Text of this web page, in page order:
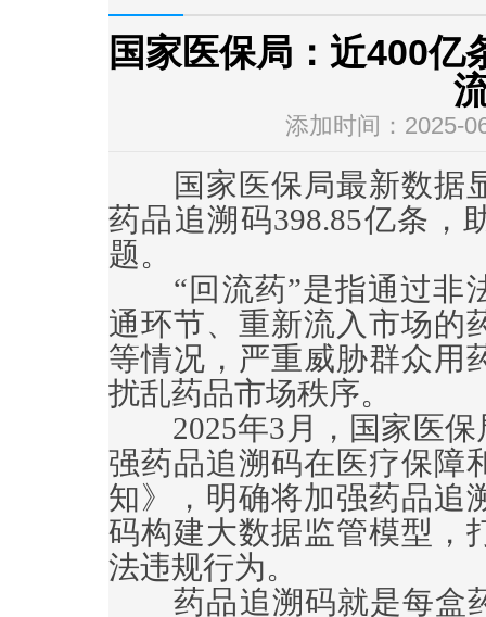
国家医保局：近400亿
添加时间：2025-
国家医保局最新数据
药品追溯码398.85亿条，
题。
“回流药”是指通过非
通环节、重新流入市场的
等情况，严重威胁群众用
扰乱药品市场秩序。
2025年3月，国家医保
强药品追溯码在医疗保障
知》，明确将加强药品追
码构建大数据监管模型，
法违规行为。
药品追溯码就是每盒药